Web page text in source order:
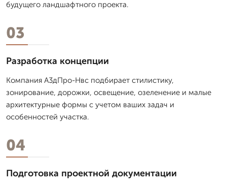
будущего ландшафтного проекта.
03
Разработка концепции
Компания А3дПро-Нвс подбирает стилистику,
зонирование, дорожки, освещение, озеленение и малые
архитектурные формы с учетом ваших задач и
особенностей участка.
04
Подготовка проектной документации